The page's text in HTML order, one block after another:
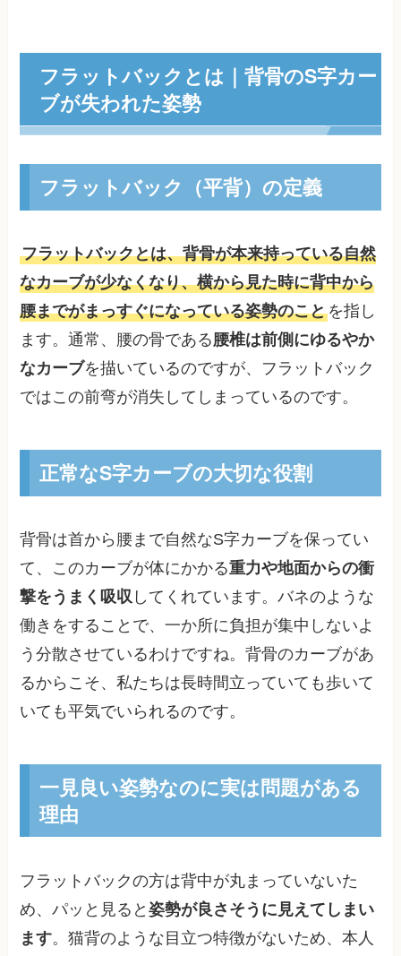
フラットバックとは｜背骨のS字カー
ブが失われた姿勢
フラットバック（平背）の定義
フラットバックとは、背骨が本来持っている自然
なカーブが少なくなり、横から見た時に背中から
腰までがまっすぐになっている姿勢のことを指し
ます。通常、腰の骨である腰椎は前側にゆるやか
なカーブを描いているのですが、フラットバック
ではこの前弯が消失してしまっているのです。
正常なS字カーブの大切な役割
背骨は首から腰まで自然なS字カーブを保ってい
て、このカーブが体にかかる重力や地面からの衝
撃をうまく吸収 してくれています。バネのような
働きをすることで、一か所に負担が集中しないよ
う分散させているわけですね。背骨のカーブがあ
るからこそ、私たちは長時間立っていても歩いて
いても平気でいられるのです。
一見良い姿勢なのに実は問題がある
理由
フラットバックの方は背中が丸まっていないた
め、パッと見ると姿勢が良さそうに見えてしまい
ます。猫背のような目立つ特徴がないため、本人